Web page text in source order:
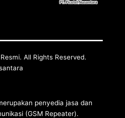
All Rights Reserved.
penyedia jasa dan
(GSM Repeater).